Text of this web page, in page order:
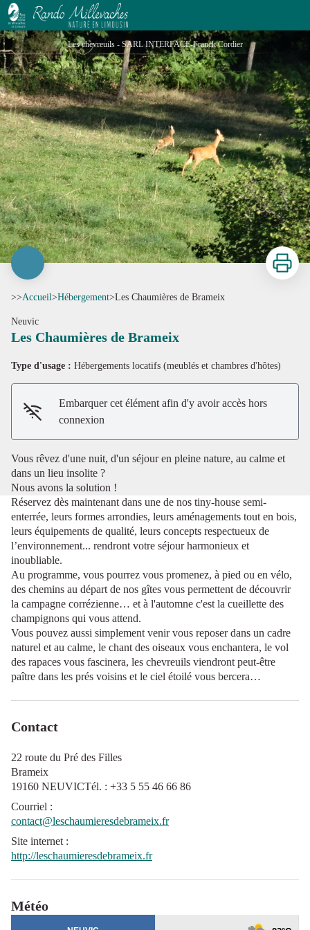
Les Chaumières de Brameix
Les chevreuils - SARL INTERFACE-Franck Cordier
Voir l'image en plein écran
Imprimer
>>Accueil>Hébergement>Les Chaumières de Brameix
Neuvic
Les Chaumières de Brameix
Type d'usage : Hébergements locatifs (meublés et chambres d'hôtes)
Embarquer cet élément afin d'y avoir accès hors
connexion
Vous rêvez d'une nuit, d'un séjour en pleine nature, au calme et
dans un lieu insolite ?
Nous avons la solution !
Réservez dès maintenant dans une de nos tiny-house semi-
enterrée, leurs formes arrondies, leurs aménagements tout en bois,
leurs équipements de qualité, leurs concepts respectueux de
l’environnement... rendront votre séjour harmonieux et
inoubliable.
Au programme, vous pourrez vous promenez, à pied ou en vélo,
des chemins au départ de nos gîtes vous permettent de découvrir
la campagne corrézienne… et à l'automne c'est la cueillette des
champignons qui vous attend.
Vous pouvez aussi simplement venir vous reposer dans un cadre
naturel et au calme, le chant des oiseaux vous enchantera, le vol
des rapaces vous fascinera, les chevreuils viendront peut-être
paître dans les prés voisins et le ciel étoilé vous bercera…
Contact
22 route du Pré des Filles
Brameix
19160 NEUVICTél. : +33 5 55 46 66 86
Courriel :
contact@leschaumieresdebrameix.fr
Site internet :
http://leschaumieresdebrameix.fr
Météo